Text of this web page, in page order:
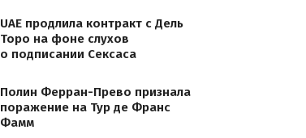
UAE продлила контракт с Дель
Торо на фоне слухов
о подписании Сексаса
Полин Ферран-Прево признала
поражение на Тур де Франс
Фамм